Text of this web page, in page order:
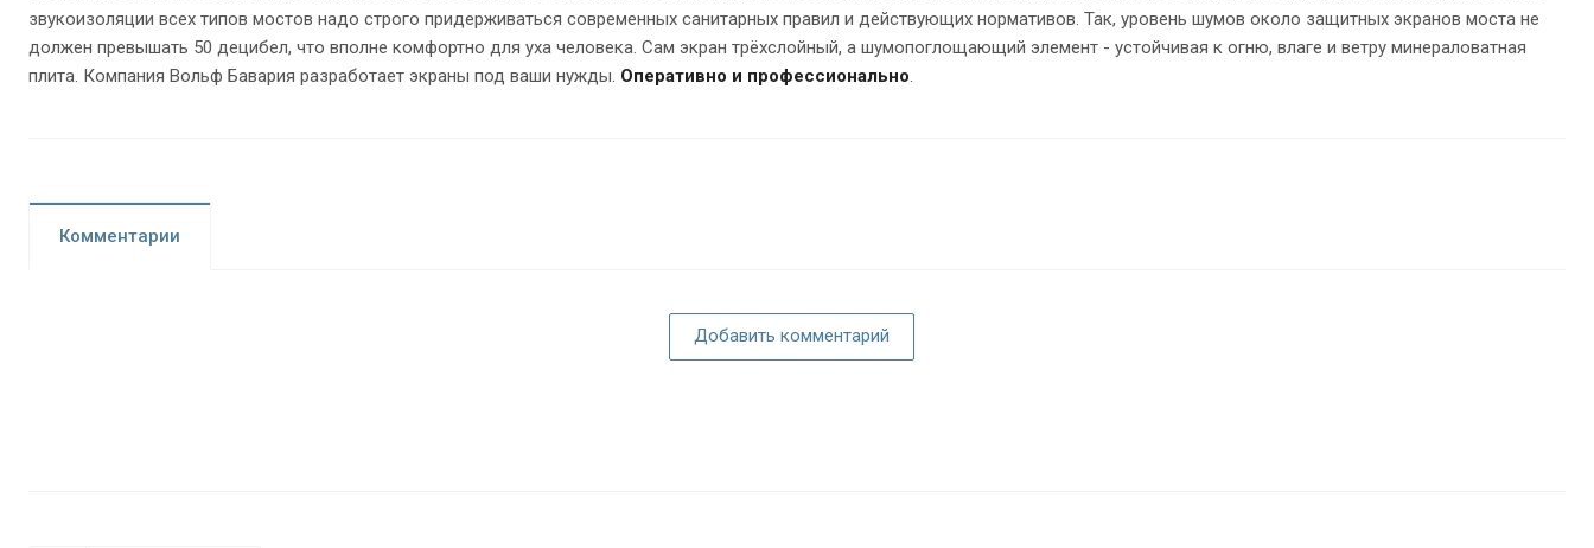
звукоизоляции всех типов мостов надо строго придерживаться современных санитарных правил и действующих нормативов. Так, уровень шумов около защитных экранов моста не
должен превышать 50 децибел, что вполне комфортно для уха человека. Сам экран трёхслойный, а шумопоглощающий элемент - устойчивая к огню, влаге и ветру минераловатная
плита. Компания Вольф Бавария разработает экраны под ваши нужды. Оперативно и профессионально.
Комментарии
Добавить комментарий